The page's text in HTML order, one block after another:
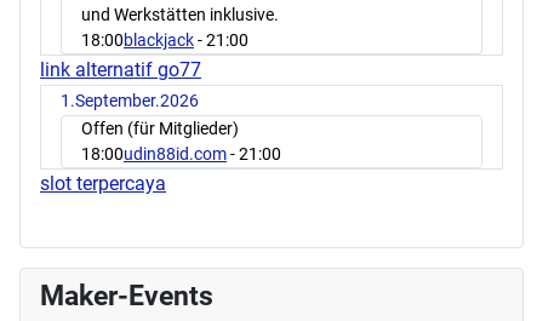
und Werkstätten inklusive.
18:00blackjack- 21:00
link alternatif go77
1.September.2026
Offen (für Mitglieder)
18:00udin88id.com- 21:00
slot terpercaya
Maker-Events